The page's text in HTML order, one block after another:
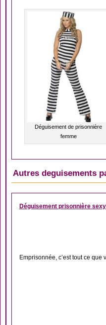
Déguisement de prisonnière
femme
Autres deguisements
Déguisement prisonnière sexy
Emprisonnée, c’est tout ce